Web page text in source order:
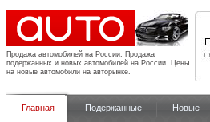
Продажа автомобилей на России. Продажа
подержанных и новых автомобилей на России. Цены
на новые автомобили на авторынке.
Главная Подержанные Новые